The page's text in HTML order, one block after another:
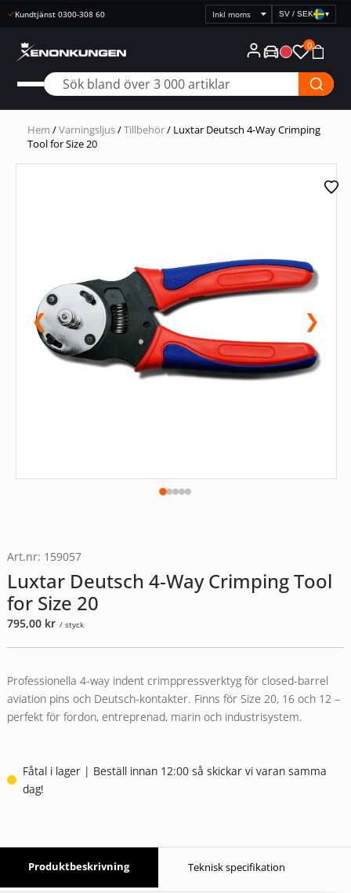
Kundtjänst 0300-308 60
Välj
prisvisning
SV / SEK ▾
0
Hem /Varningsljus/Tillbehör/ Luxtar Deutsch 4-Way Crimping
Tool for Size 20
❮ ❯
Art.nr: 159057
Luxtar Deutsch 4-Way Crimping Tool
for Size 20
795,00 kr / styck
Professionella 4-way indent crimppressverktyg för closed-barrel
aviation pins och Deutsch-kontakter. Finns för Size 20, 16 och 12 –
perfekt för fordon, entreprenad, marin och industrisystem.
Fåtal i lager | Beställ innan 12:00 så skickar vi varan samma
dag!
Produktbeskrivning Teknisk specifikation